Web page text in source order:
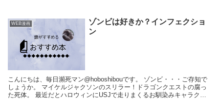
WEB漫画
ゾンビは好きか？インフェクショ
ン
こんにちは、毎日瀕死マン@hoboshibouです。 ゾンビ・・・ご存知で
しょうか。 マイケルジャクソンのスリラー！ドラゴンクエストの腐っ
た死体。 最近だとハロウィンにUSJで走りまくるお馴染みキャラクタ